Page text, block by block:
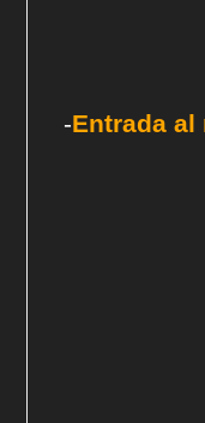
-Entrada al